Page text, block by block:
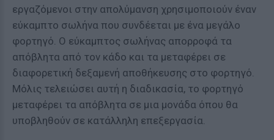
εργαζόμενοι στην απολύμανση χρησιμοποιούν έναν
εύκαμπτο σωλήνα που συνδέεται με ένα μεγάλο
φορτηγό. Ο εύκαμπτος σωλήνας απορροφά τα
απόβλητα από τον κάδο και τα μεταφέρει σε
διαφορετική δεξαμενή αποθήκευσης στο φορτηγό.
Μόλις τελειώσει αυτή η διαδικασία, το φορτηγό
μεταφέρει τα απόβλητα σε μια μονάδα όπου θα
υποβληθούν σε κατάλληλη επεξεργασία.